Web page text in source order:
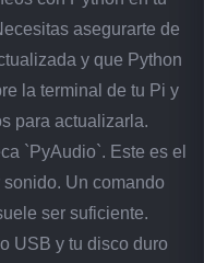
asegurarte de
y que Python
la terminal de tu Pi y
para actualizarla.
`PyAudio`. Este es el
Un comando
ser suficiente.
USB y tu disco duro